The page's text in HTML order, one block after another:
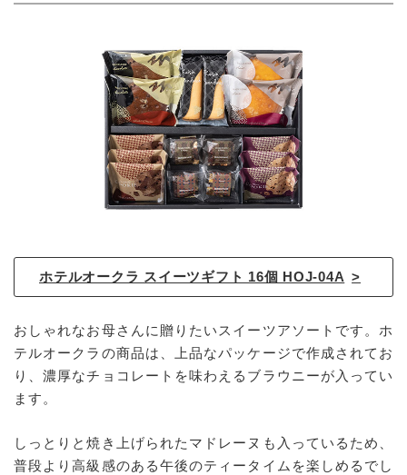
ホテルオークラ スイーツギフト 16個 HOJ-04A
おしゃれなお母さんに贈りたいスイーツアソートです。ホ
テルオークラの商品は、上品なパッケージで作成されてお
り、濃厚なチョコレートを味わえるブラウニーが入ってい
ます。
しっとりと焼き上げられたマドレーヌも入っているため、
普段より高級感のある午後のティータイムを楽しめるでし